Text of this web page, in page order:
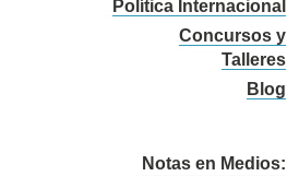
Política Internacional
Concursos y
Talleres
Blog
Notas en Medios: